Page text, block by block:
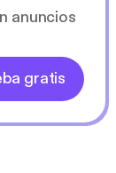
anuncios
gratis